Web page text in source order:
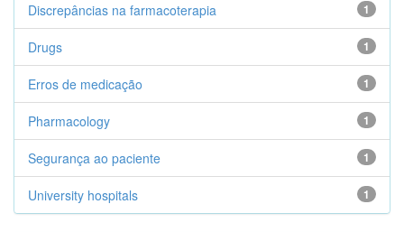
1
Discrepâncias na farmacoterapia
1
Drugs
1
Erros de medicação
1
Pharmacology
1
Segurança ao paciente
1
University hospitals